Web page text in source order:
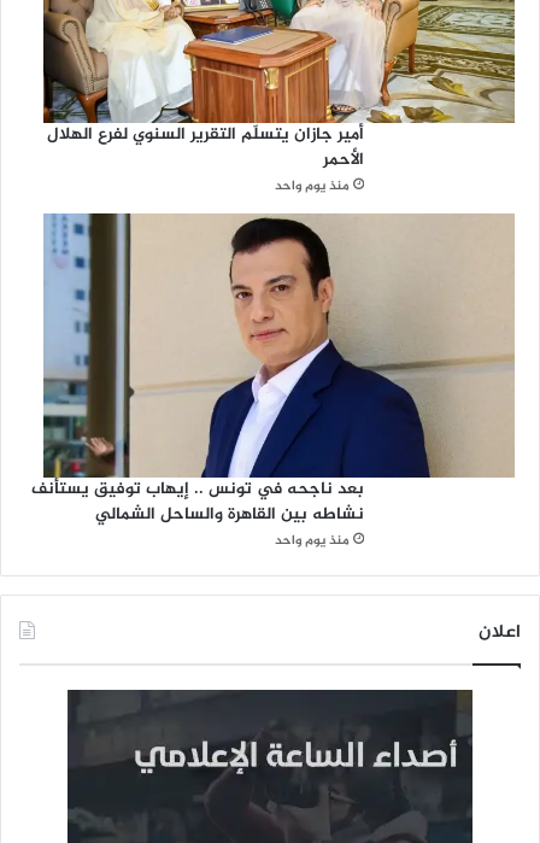
أمير جازان يتسلّم التقرير السنوي لفرع الهلال
الأحمر
منذ يوم واحد
بعد ناجحه في تونس .. إيهاب توفيق يستأنف
نشاطه بين القاهرة والساحل الشمالي
منذ يوم واحد
اعلان